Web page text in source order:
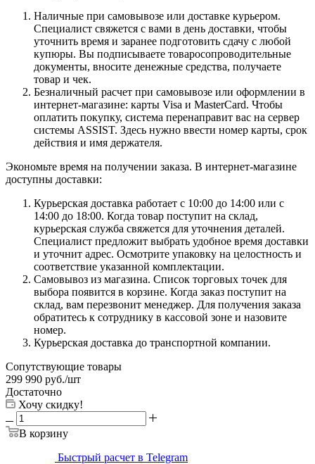
Наличные при самовывозе или доставке курьером.
Специалист свяжется с вами в день доставки, чтобы
уточнить время и заранее подготовить сдачу с любой
купюры. Вы подписываете товаросопроводительные
документы, вносите денежные средства, получаете
товар и чек.
Безналичный расчет при самовывозе или оформлении в
интернет-магазине: карты Visa и MasterCard. Чтобы
оплатить покупку, система перенаправит вас на сервер
системы ASSIST. Здесь нужно ввести номер карты, срок
действия и имя держателя.
Экономьте время на получении заказа. В интернет-магазине
доступны доставки:
Курьерская доставка работает с 10:00 до 14:00 или с
14:00 до 18:00. Когда товар поступит на склад,
курьерская служба свяжется для уточнения деталей.
Специалист предложит выбрать удобное время доставки
и уточнит адрес. Осмотрите упаковку на целостность и
соответствие указанной комплектации.
Самовывоз из магазина. Список торговых точек для
выбора появится в корзине. Когда заказ поступит на
склад, вам перезвонит менеджер. Для получения заказа
обратитесь к сотруднику в кассовой зоне и назовите
номер.
Курьерская доставка до транспортной компании.
Сопутствующие товары
299 990 руб./шт
Достаточно
Хочу скидку!
В корзину
Быстрый расчет в Telegram